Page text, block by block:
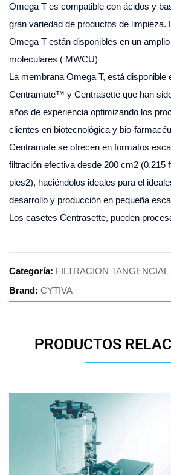
Omega T es compatible con ácidos y
gran variedad de productos de limpieza.
Omega T están disponibles en un
moleculares ( MWCU)
La membrana Omega T, está disponible
Centramate™ y Centrasette que han
años de experiencia optimizando los
clientes en biotecnológica y bio-
Centramate se ofrecen en formatos
filtración efectiva desde 200 cm2 (0.215
pies2), haciéndolos ideales para el
desarrollo y producción en pequeña
Los casetes Centrasette, pueden
Categoría: FILTRACIÓN TANGENCIAL
Brand: CYTIVA
PRODUCTOS